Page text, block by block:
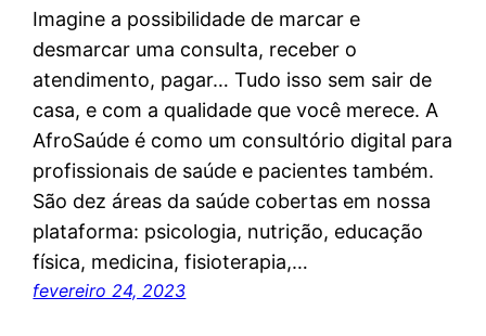
Imagine a possibilidade de marcar e
desmarcar uma consulta, receber o
atendimento, pagar… Tudo isso sem sair de
casa, e com a qualidade que você merece. A
AfroSaúde é como um consultório digital para
profissionais de saúde e pacientes também.
São dez áreas da saúde cobertas em nossa
plataforma: psicologia, nutrição, educação
física, medicina, fisioterapia,…
fevereiro 24, 2023